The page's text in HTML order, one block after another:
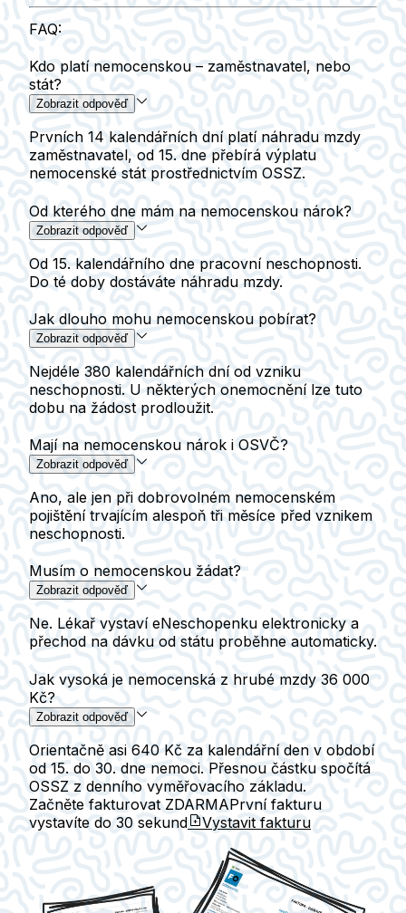
FAQ:
Kdo platí nemocenskou – zaměstnavatel, nebo
stát?
Zobrazit odpověď
Prvních 14 kalendářních dní platí náhradu mzdy
zaměstnavatel, od 15. dne přebírá výplatu
nemocenské stát prostřednictvím OSSZ.
Od kterého dne mám na nemocenskou nárok?
Zobrazit odpověď
Od 15. kalendářního dne pracovní neschopnosti.
Do té doby dostáváte náhradu mzdy.
Jak dlouho mohu nemocenskou pobírat?
Zobrazit odpověď
Nejdéle 380 kalendářních dní od vzniku
neschopnosti. U některých onemocnění lze tuto
dobu na žádost prodloužit.
Mají na nemocenskou nárok i OSVČ?
Zobrazit odpověď
Ano, ale jen při dobrovolném nemocenském
pojištění trvajícím alespoň tři měsíce před vznikem
neschopnosti.
Musím o nemocenskou žádat?
Zobrazit odpověď
Ne. Lékař vystaví eNeschopenku elektronicky a
přechod na dávku od státu proběhne automaticky.
Jak vysoká je nemocenská z hrubé mzdy 36 000
Kč?
Zobrazit odpověď
Orientačně asi 640 Kč za kalendářní den v období
od 15. do 30. dne nemoci. Přesnou částku spočítá
OSSZ z denního vyměřovacího základu.
Začněte fakturovat ZDARMAPrvní fakturu
vystavíte do 30 sekund Vystavit fakturu